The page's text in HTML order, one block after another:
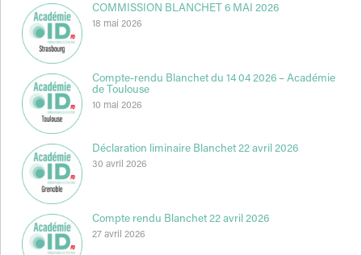
COMMISSION BLANCHET 6 MAI 2026
18 mai 2026
Compte-rendu Blanchet du 14 04 2026 – Académie
de Toulouse
10 mai 2026
Déclaration liminaire Blanchet 22 avril 2026
30 avril 2026
Compte rendu Blanchet 22 avril 2026
27 avril 2026